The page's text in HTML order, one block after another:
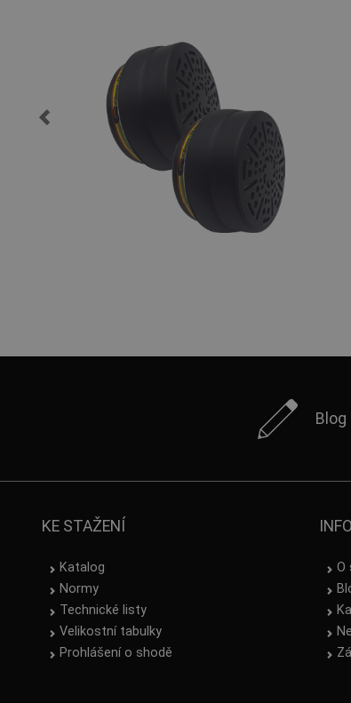
Blog
KE STAŽENÍ
Katalog
Normy
Technické listy
Velikostní tabulky
Prohlášení o shodě
O